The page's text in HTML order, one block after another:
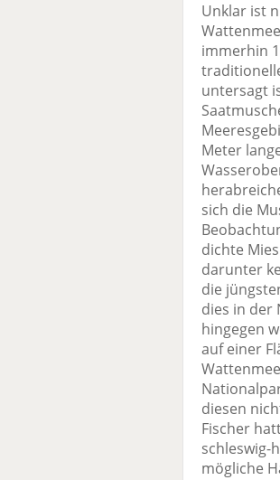
Unklar ist
immerhin
untersagt
Meter
sich die
dichte
darunter
die
dies in der
hingegen
auf einer
diesen
Fischer
schleswig-
mögliche